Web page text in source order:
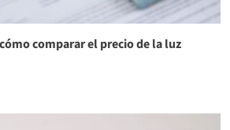
comparar el precio de la luz